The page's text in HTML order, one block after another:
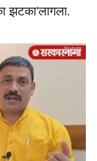
झटका'लागला.